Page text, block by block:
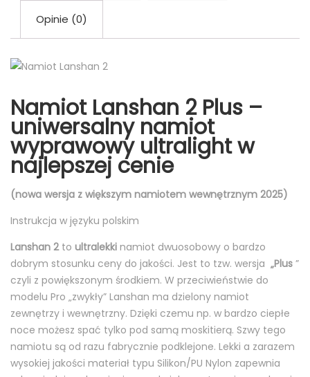
Opinie (0)
Namiot Lanshan 2 Plus –
uniwersalny namiot
wyprawowy ultralight w
najlepszej cenie
(nowa wersja z większym namiotem wewnętrznym 2025)
Instrukcja w języku polskim
Lanshan 2 to ultralekki namiot dwuosobowy o bardzo
dobrym stosunku ceny do jakości. Jest to tzw. wersja „Plus ”
czyli z powiększonym środkiem. W przeciwieństwie do
modelu Pro „zwykły” Lanshan ma dzielony namiot
zewnętrzy i wewnętrzny. Dzięki czemu np. w bardzo ciepłe
noce możesz spać tylko pod samą moskitierą. Szwy tego
namiotu są od razu fabrycznie podklejone. Lekki a zarazem
wysokiej jakości materiał typu Silikon/PU Nylon zapewnia